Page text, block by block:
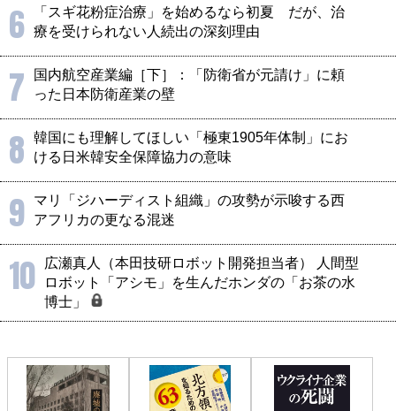
6
「スギ花粉症治療」を始めるなら初夏 だが、治
療を受けられない人続出の深刻理由
7
国内航空産業編［下］：「防衛省が元請け」に頼
った日本防衛産業の壁
8
韓国にも理解してほしい「極東1905年体制」にお
ける日米韓安全保障協力の意味
9
マリ「ジハーディスト組織」の攻勢が示唆する西
アフリカの更なる混迷
10
広瀬真人（本田技研ロボット開発担当者） 人間型
ロボット「アシモ」を生んだホンダの「お茶の水
博士」